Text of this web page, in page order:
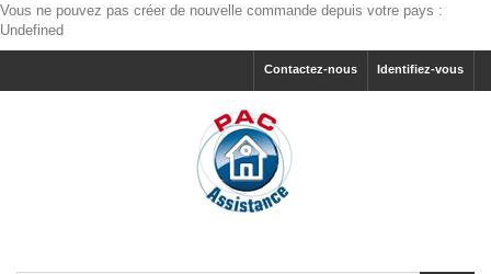
Vous ne pouvez pas créer de nouvelle commande depuis votre pays :
Undefined
Identifiez-vous
Contactez-nous